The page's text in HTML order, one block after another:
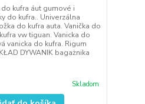
kufra áut gumové i
do kufra.. Univerzálna
do kufra auta. Vanička do
vw tiguan. Vanicka do
vanicka do kufra. Rigum
DYWANIK bagażnika
Skladom